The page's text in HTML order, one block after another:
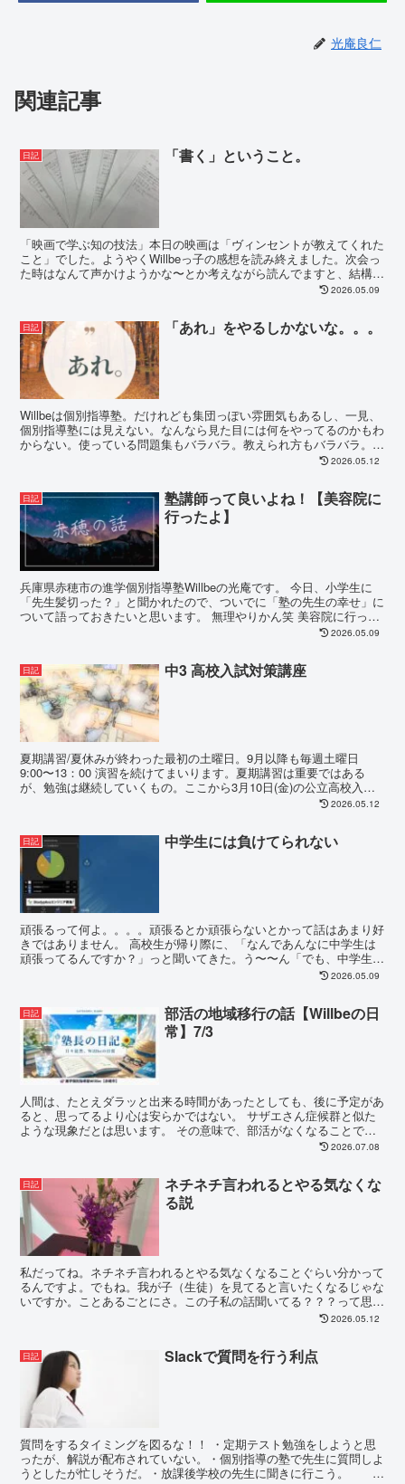
光庵良仁
関連記事
日記 「書く」ということ。
「映画で学ぶ知の技法」本日の映画は「ヴィンセントが教えてくれた
こと」でした。ようやくWillbeっ子の感想を読み終えました。次会っ
た時はなんて声かけようかな〜とか考えながら読んでますと、結構、
2026.05.09
日記 「あれ」をやるしかないな。。。
Willbeは個別指導塾。だけれども集団っぽい雰囲気もあるし、一見、
個別指導塾には見えない。なんなら見た目には何をやってるのかもわ
からない。使っている問題集もバラバラ。教えられ方もバラバラ。１
2026.05.12
日記
塾講師って良いよね！【美容院に
行ったよ】
兵庫県赤穂市の進学個別指導塾Willbeの光庵です。 今日、小学生に
「先生髪切った？」と聞かれたので、ついでに「塾の先生の幸せ」に
ついて語っておきたいと思います。 無理やりかん笑 美容院に行って
2026.05.09
日記 中3 高校入試対策講座
夏期講習/夏休みが終わった最初の土曜日。9月以降も毎週土曜日
9:00〜13：00 演習を続けてまいります。夏期講習は重要ではある
が、勉強は継続していくもの。ここから3月10日(金)の公立高校入試
2026.05.12
日記 中学生には負けてられない
頑張るって何よ。。。。頑張るとか頑張らないとかって話はあまり好
きではありません。 高校生が帰り際に、「なんであんなに中学生は
頑張ってるんですか？」っと聞いてきた。う〜〜ん「でも、中学生の
2026.05.09
日記
部活の地域移行の話【Willbeの日
常】7/3
人間は、たとえダラッと出来る時間があったとしても、後に予定があ
ると、思ってるより心は安らかではない。 サザエさん症候群と似た
ような現象だとは思います。 その意味で、部活がなくなることで夕
2026.07.08
日記
ネチネチ言われるとやる気なくな
る説
私だってね。ネチネチ言われるとやる気なくなることぐらい分かって
るんですよ。でもね。我が子（生徒）を見てると言いたくなるじゃな
いですか。ことあるごとにさ。この子私の話聞いてる？？？って思う
しね。「あんた呆れてものも言えないわ」と言いながら、...2026.05.12
日記 Slackで質問を行う利点
質問をするタイミングを図るな！！ ・定期テスト勉強をしようと思
ったが、解説が配布されていない。・個別指導の塾で先生に質問しよ
うとしたが忙しそうだ。・放課後学校の先生に聞きに行こう。 ⇒